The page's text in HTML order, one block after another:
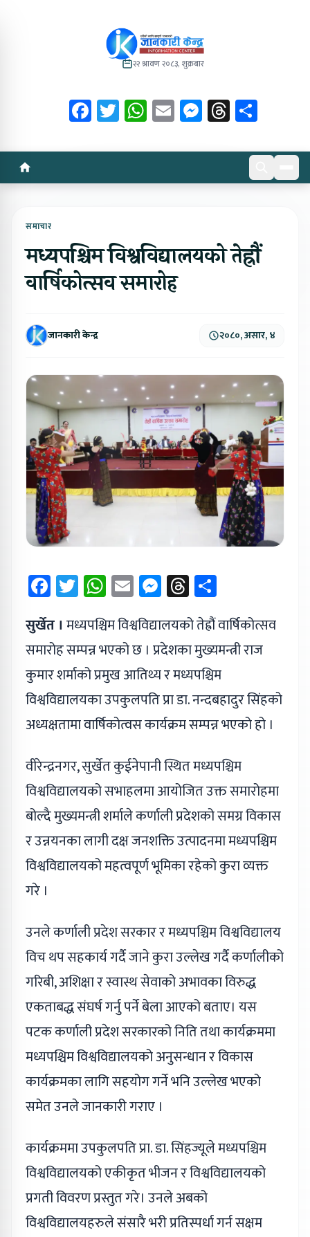
२२ श्रावण २०८३, शुक्रबार
Facebook
Twitter
WhatsApp
EmailMessenger
Threads
समाचार
मध्यपश्चिम विश्वविद्यालयको तेह्रौं
वार्षिकोत्सव समारोह
जानकारी केन्द्र २०८०, असार, ४
Facebook
Twitter
WhatsApp
EmailMessenger
Threads
सुर्खेत । मध्यपश्चिम विश्वविद्यालयको तेह्रौं वार्षिकोत्सव
समारोह सम्पन्न भएको छ । प्रदेशका मुख्यमन्त्री राज
कुमार शर्माको प्रमुख आतिथ्य र मध्यपश्चिम
विश्वविद्यालयका उपकुलपति प्रा डा. नन्दबहादुर सिंहको
अध्यक्षतामा वार्षिकोत्वस कार्यक्रम सम्पन्न भएको हो ।
वीरेन्द्रनगर, सुर्खेत कुईनेपानी स्थित मध्यपश्चिम
विश्वविद्यालयको सभाहलमा आयोजित उक्त समारोहमा
बोल्दै मुख्यमन्त्री शर्माले कर्णाली प्रदेशको समग्र विकास
र उन्नयनका लागी दक्ष जनशक्ति उत्पादनमा मध्यपश्चिम
विश्वविद्यालयको महत्वपूर्ण भूमिका रहेको कुरा व्यक्त
गरे ।
उनले कर्णाली प्रदेश सरकार र मध्यपश्चिम विश्वविद्यालय
विच थप सहकार्य गर्दै जाने कुरा उल्लेख गर्दै कर्णालीको
गरिबी, अशिक्षा र स्वास्थ सेवाको अभावका विरुद्ध
एकताबद्ध संघर्ष गर्नु पर्ने बेला आएको बताए। यस
पटक कर्णाली प्रदेश सरकारको निति तथा कार्यक्रममा
मध्यपश्चिम विश्वविद्यालयको अनुसन्धान र विकास
कार्यक्रमका लागि सहयोग गर्ने भनि उल्लेख भएको
समेत उनले जानकारी गराए ।
कार्यक्रममा उपकुलपति प्रा. डा. सिंहज्यूले मध्यपश्चिम
विश्वविद्यालयको एकीकृत भीजन र विश्वविद्यालयको
प्रगती विवरण प्रस्तुत गरे। उनले अबको
विश्वविद्यालयहरुले संसारै भरी प्रतिस्पर्धा गर्न सक्षम